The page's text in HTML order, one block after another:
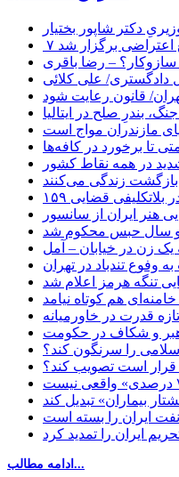
دکتر شاپور بختیار
اعتراضی برگزار شد
سازوکار؟ – رضا باقری
دادگستری/ علی کلائی
قانون رعایت شود
بندرِ صلح در ایتالیا
مازندران مواج است
تا برخورد در کافه‌ها
در همه نقاط کشور
بازگشت زندگی می‌کنند
بلاتکلیفی قضایی
هنر ایران از سانسور
دو سال حبس محکوم شد
یک زن در خیابان – آمل
وفوع تندباد در تهران
هم کوتاه نیامد
قدرت در خاورمیانه
و شکاف در حکومت
را سرنگون کند؟
است تصویب کند؟
ایران را بسته است
ایران را تمدید کرد
ادامه مطالب...